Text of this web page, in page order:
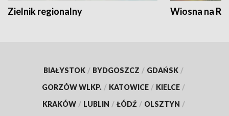
Zielnik regionalny Wiosna na
BIAŁYSTOK / BYDGOSZCZ / GDAŃSK /
GORZÓW WLKP. / KATOWICE / KIELCE /
KRAKÓW / LUBLIN / ŁÓDŹ / OLSZTYN /